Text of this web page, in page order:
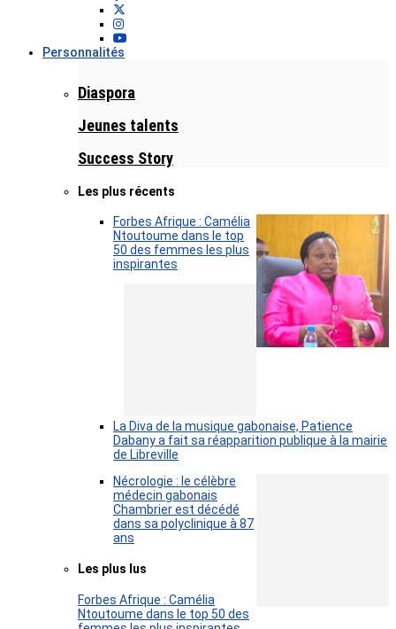
Personnalités
Diaspora
Jeunes talents
Success Story
Les plus récents
Forbes Afrique : Camélia
Ntoutoume dans le top
50 des femmes les plus
inspirantes
La Diva de la musique gabonaise, Patience
Dabany a fait sa réapparition publique à la mairie
de Libreville
Nécrologie : le célèbre
médecin gabonais
Chambrier est décédé
dans sa polyclinique à 87
ans
Les plus lus
Forbes Afrique : Camélia
Ntoutoume dans le top 50 des